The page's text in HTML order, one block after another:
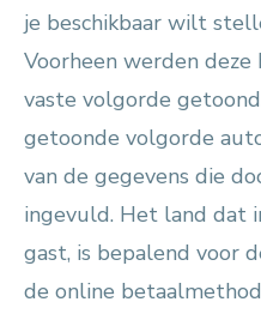
je beschikbaar wilt
Voorheen werden
vaste volgorde
getoonde volgorde
van de gegevens die
ingevuld. Het land dat
gast, is bepalend voor
de online